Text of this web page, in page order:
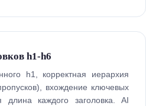
h1-h6
h1, корректная иерархия
вхождение ключевых
длина каждого заголовка. AI